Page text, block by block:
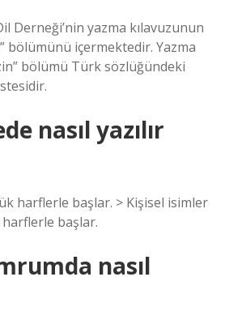
Derneği’nin yazma kılavuzunun
bölümünü içermektedir. Yazma
bölümü Türk sözlüğündeki
nasıl yazılır
harflerle başlar. > Kişisel isimler
harflerle başlar.
nasıl